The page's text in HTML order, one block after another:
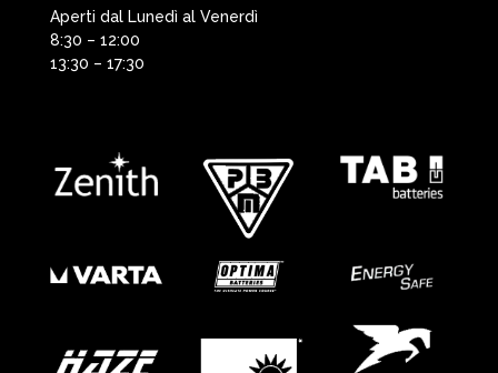
Aperti dal Lunedì al Venerdì
8:30 – 12:00
13:30 – 17:30